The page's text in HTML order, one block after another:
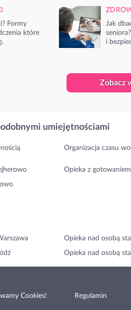
Formy
które
Jak
i
Zobacz
umiejętnościami
Organizacja czasu
Opieka z
Opieka nad osobą
Opieka nad osobą
Cookies! Regulamin